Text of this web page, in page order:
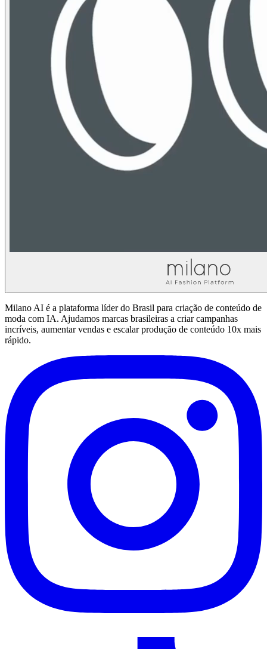
Milano AI é a plataforma líder do Brasil para criação de conteúdo de
moda com IA. Ajudamos marcas brasileiras a criar campanhas
incríveis, aumentar vendas e escalar produção de conteúdo 10x mais
rápido.